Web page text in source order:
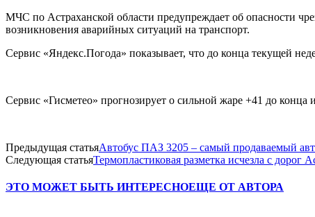
МЧС по Астраханской области предупреждает об опасности
возникновения аварийных ситуаций на транспорт.
Сервис «Яндекс.Погода» показывает, что до конца текущей
Сервис «Гисметео» прогнозирует о сильной жаре +41 до конца
Предыдущая статьяАвтобус ПАЗ 3205 – самый продаваемый
Следующая статьяТермопластиковая разметка исчезла с дорог
ЭТО МОЖЕТ БЫТЬ ИНТЕРЕСНОЕЩЕ ОТ АВТОРА